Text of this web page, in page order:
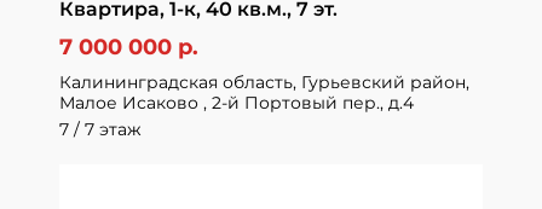
Квартира, 1-к, 40 кв.м., 7 эт.
7 000 000 р.
Калининградская область, Гурьевский район,
Малое Исаково , 2-й Портовый пер., д.4
7 / 7 этаж